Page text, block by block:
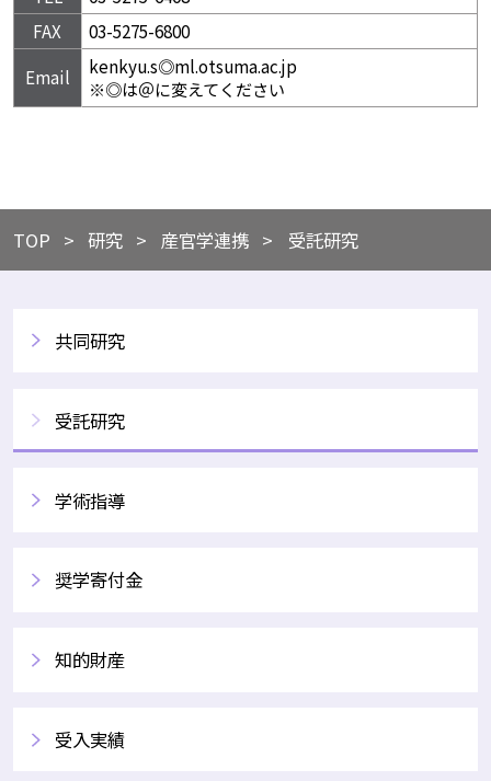
FAX
03-5275-6800
Email
kenkyu.s◎ml.otsuma.ac.jp
※◎は＠に変えてください
TOP ​研究 ​産官学連携 受託研究
共同研究
受託研究
学術指導
奨学寄付金
知的財産
受入実績